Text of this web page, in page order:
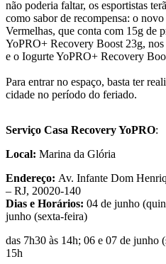
não poderia faltar, os esportistas
como sabor de recompensa: o
Vermelhas, que conta com 15g de
YoPRO+ Recovery Boost 23g, nos
e o Iogurte YoPRO+ Recovery
Para entrar no espaço, basta ter
cidade no período do feriado.
Serviço Casa Recovery YoPRO:
Local: Marina da Glória
Endereço: Av. Infante Dom
– RJ, 20020-140
Dias e Horários: 04 de junho
junho (sexta-feira)
das 7h30 às 14h; 06 e 07 de junho
15h